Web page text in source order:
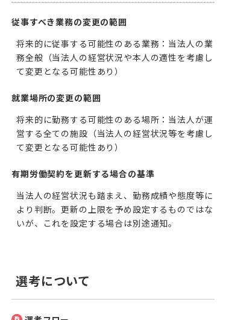
従事すべき業務の変更の範囲
将来的に従事する可能性のある業務：当法人の業
務全般（当法人の経営状況や本人の適性を考慮し
て変更となる可能性あり）
就業場所の変更の範囲
将来的に勤務する可能性のある場所：当法人が運
営する全ての施設（当法人の経営状況等を考慮し
て変更となる可能性あり）
有期労働契約を更新する場合の基準
当法人の経営状況も踏まえ、勤務成績や態度等に
より判断。更新の上限を予め設定するものではな
いが、これを設定する場合は別途通知。
選考について